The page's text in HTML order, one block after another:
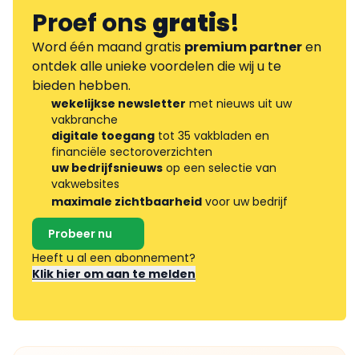
Proef onsgratis!
Word één maand gratis premium partneren
ontdek alle unieke voordelen die wij u te
bieden hebben.
wekelijkse newsletter met nieuws uit uw
vakbranche
digitale toegang tot 35 vakbladen en
financiële sectoroverzichten
uw bedrijfsnieuws op een selectie van
vakwebsites
maximale zichtbaarheid voor uw bedrijf
Probeer nu
Heeft u al een abonnement?
Klik hier om aan te melden